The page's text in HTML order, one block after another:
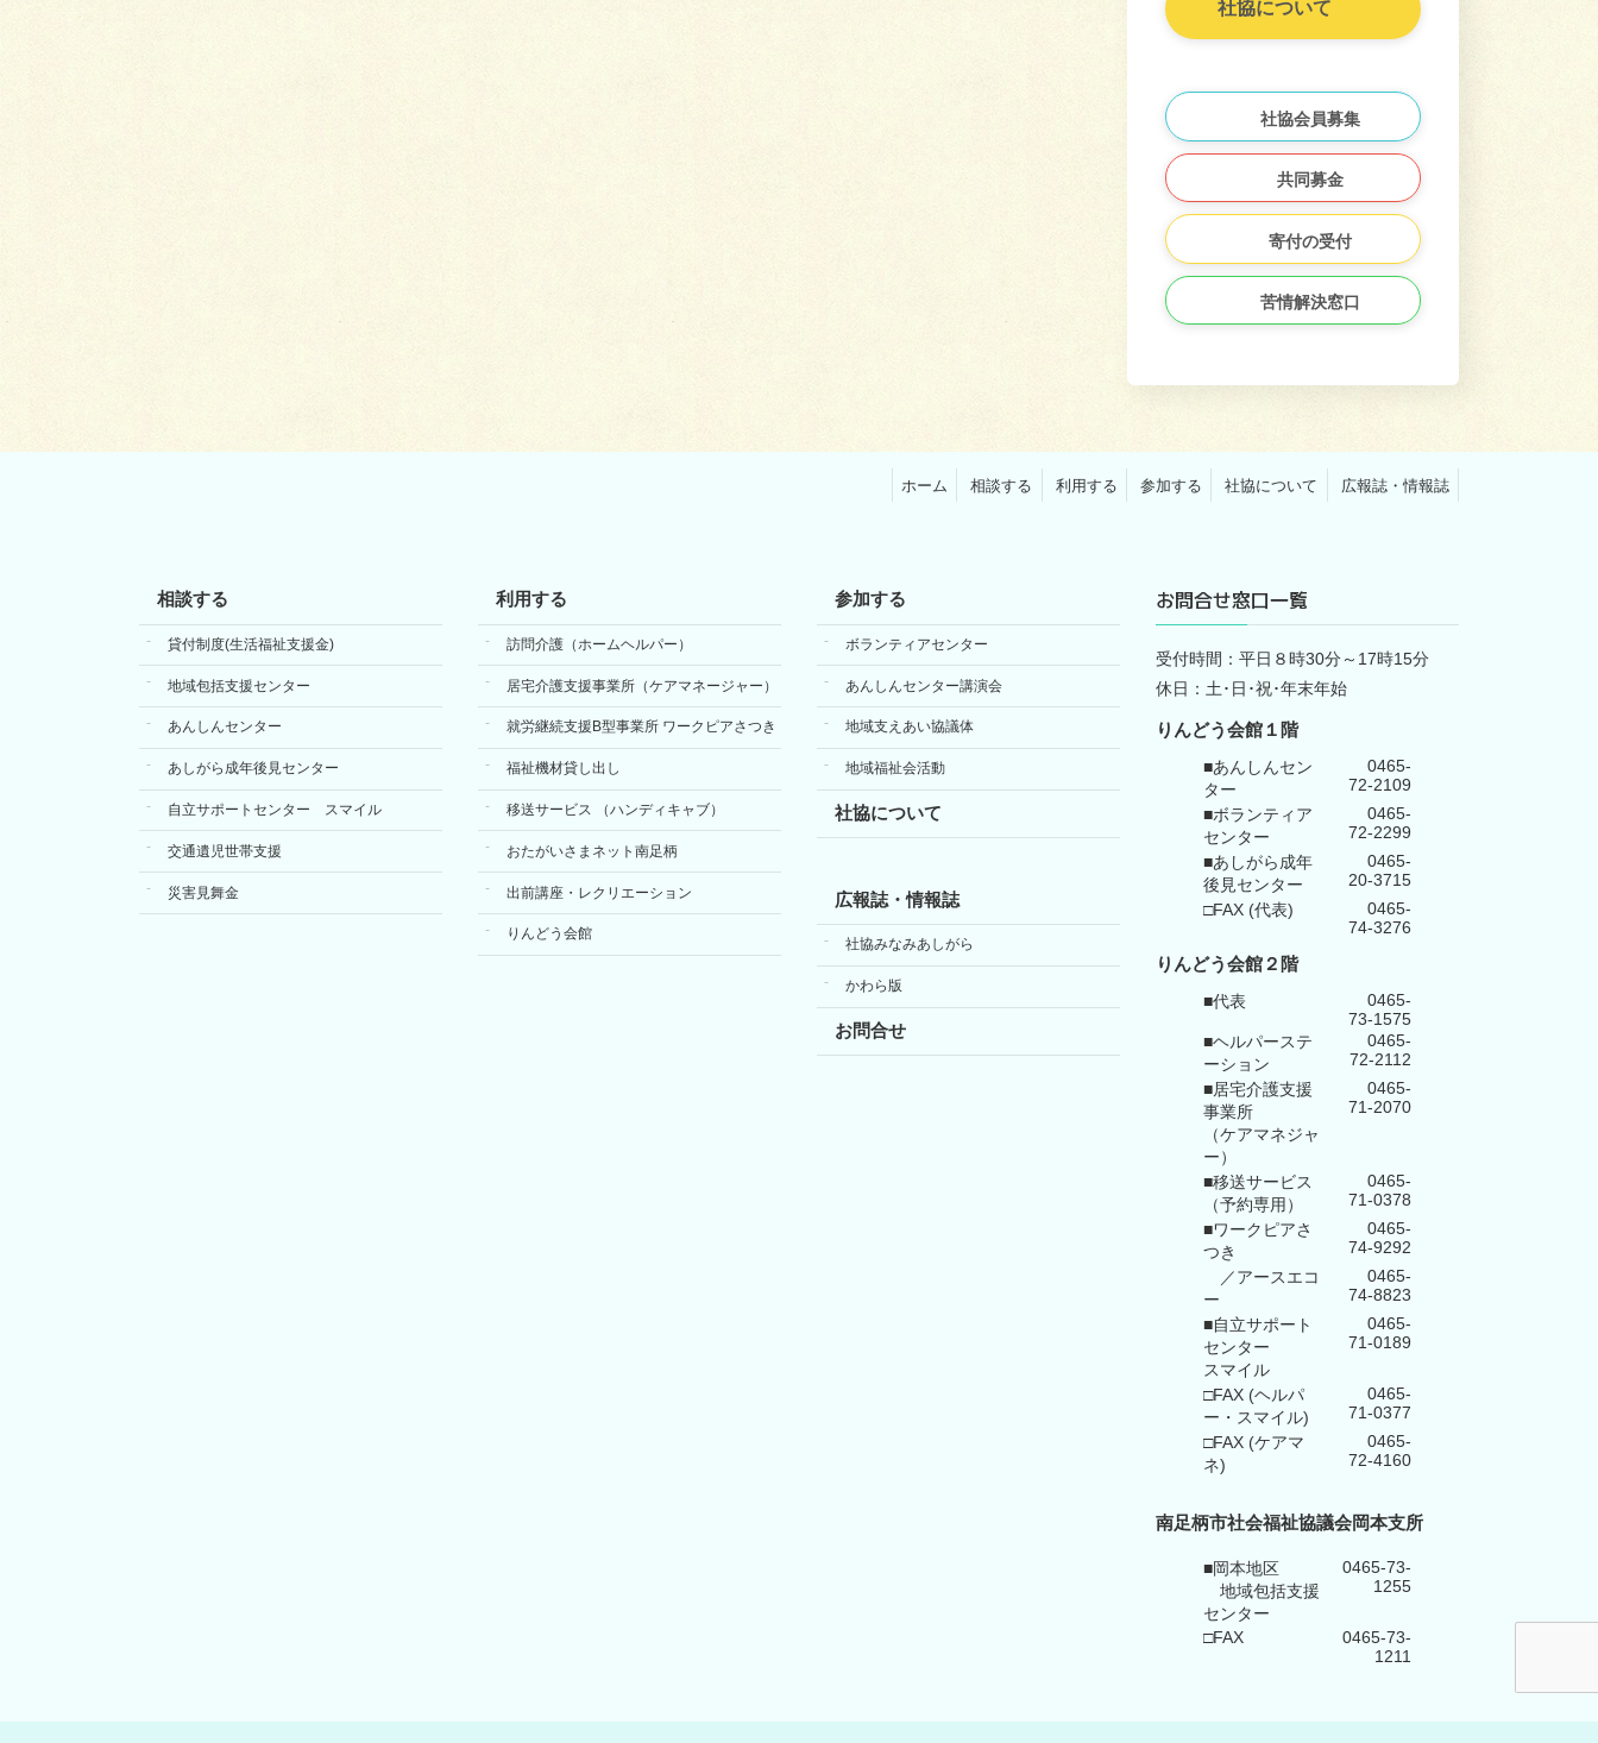
社協について
社協会員募集
共同募金
寄付の受付
苦情解決窓口
ホーム 相談する 利用する 参加する 社協について 広報誌・情報誌
相談する
貸付制度(生活福祉支援金)
地域包括支援センター
あんしんセンター
あしがら成年後見センター
自立サポートセンター スマイル
交通遺児世帯支援
災害見舞金
利用する
訪問介護（ホームヘルパー）
居宅介護支援事業所（ケアマネージャー）
就労継続支援B型事業所 ワークピアさつき
福祉機材貸し出し
移送サービス （ハンディキャブ）
おたがいさまネット南足柄
出前講座・レクリエーション
りんどう会館
参加する
ボランティアセンター
あんしんセンター講演会
地域支えあい協議体
地域福祉会活動
社協について
広報誌・情報誌
社協みなみあしがら
かわら版
お問合せ
お問合せ窓口一覧
受付時間：平日８時30分～17時15分
休日：土･日･祝･年末年始
りんどう会館１階
■あんしんセン
ター
0465-
72-2109
■ボランティア
センター
0465-
72-2299
■あしがら成年
後見センター
0465-
20-3715
□FAX (代表)
0465-
74-3276
りんどう会館 ２階
■代表
0465-
73-1575
■ヘルパーステ
ーション
0465-
72-2112
■居宅介護支援
事業所
（ケアマネジャ
ー）
0465-
71-2070
■移送サービス
（予約専用）
0465-
71-0378
■ワークピアさ
つき
0465-
74-9292
／アースエコ
ー
0465-
74-8823
■自立サポート
センター
スマイル
0465-
71-0189
□FAX (ヘルパ
ー・スマイル)
0465-
71-0377
□FAX (ケアマ
ネ)
0465-
72-4160
南足柄市社会福祉協議会岡本支所
■岡本地区
地域包括支援
センター
0465-73-
1255
□FAX
0465-73-
1211